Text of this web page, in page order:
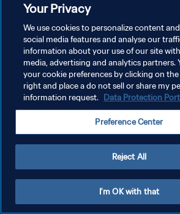
Your Privacy
We use cookies to personalize content
social media features and analyse our
information about your use of our site
media, advertising and analytics partners.
your cookie preferences by clicking on
right and place a do not sell or share my
information request. Data Protection
Preference Center
Reject All
I'm OK with that